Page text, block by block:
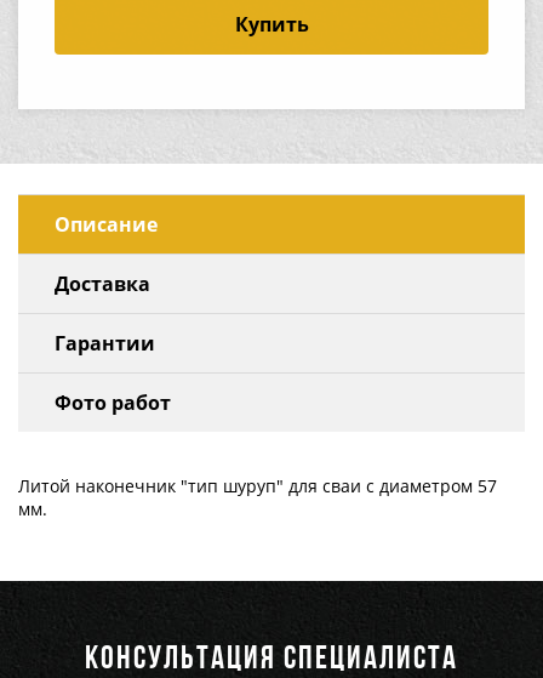
Купить
Описание
Доставка
Гарантии
Фото работ
Литой наконечник "тип шуруп" для сваи с диаметром 57
мм.
КОНСУЛЬТАЦИЯ СПЕЦИАЛИСТА